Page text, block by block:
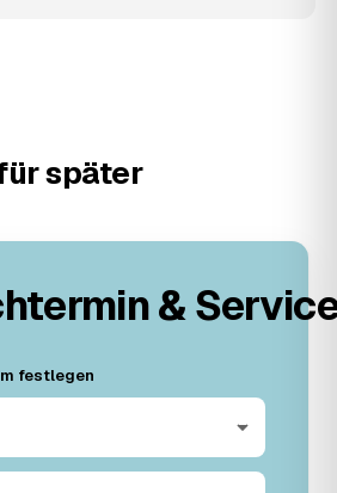
später
&
festlegen